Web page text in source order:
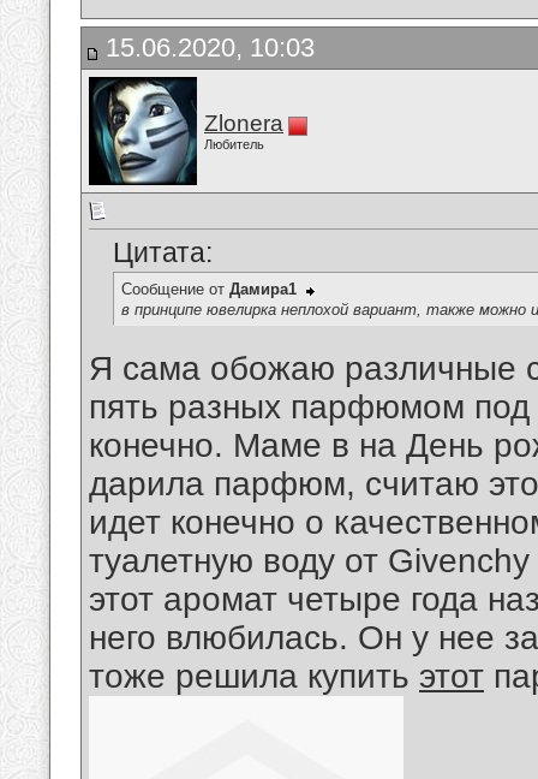
15.06.2020, 10:03
Zlonera
Любитель
Цитата:
Сообщение от Дамира1
в принципе ювелирка неплохой вариант, также
Я сама обожаю различные
пять разных парфюмом под
конечно. Маме в на День
дарила парфюм, считаю
идет конечно о
туалетную воду от
этот аромат четыре года
него влюбилась. Он у нее
тоже решила купить этот